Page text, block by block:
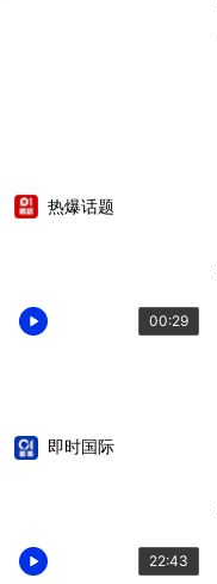
00:29
热爆话题
22:43
即时国际